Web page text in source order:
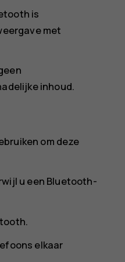
is
met
inhoud.
om deze
u een Bluetooth-
.
elkaar